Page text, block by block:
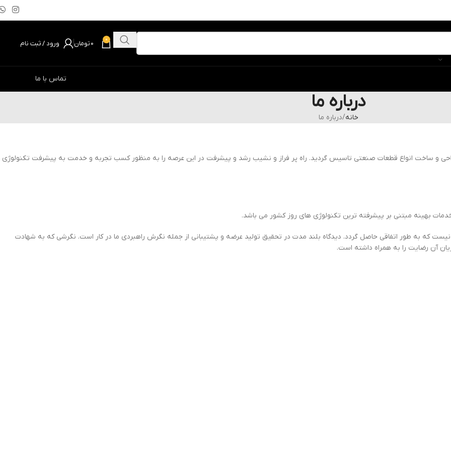
0
0تومان ورود / ثبت نام
تماس با ما
درباره ما
خانه درباره ما
1369 به منظور فعالیت در زمینه طراحی و ساخت انواع قطعات صنعتی تاسیس گردید. راه پر فراز و نشیب رشد و پیشرفت در این عرصه را به منظور کسب تجربه و خدمت به پیشرفت تکنولوژی
بهینه مبتنی بر پیشرفته ترین تکنولوژی های روز کشور می باشد.
نیست که به طور اتفاقی حاصل گردد. دیدگاه بلند مدت در تحقیق تولید عرضه و پشتیبانی از جمله نگرش راهبردی ما در کار است. نگرشی که به شهادت
آن رضایت را به همراه داشته است.